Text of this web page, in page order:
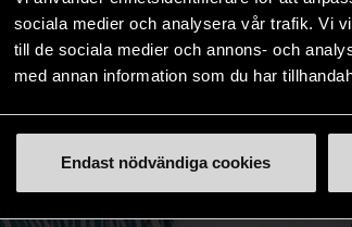
sociala medier och analysera vår trafik. Vi
till de sociala medier och annons- och
med annan information som du har
Endast nödvändiga cookies
Hitta